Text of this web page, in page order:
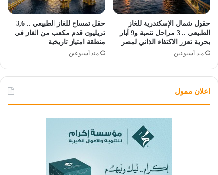
حقول شمال الإسكندرية للغاز
الطبيعي .. 3 مراحل تنمية و9 آبار
بحرية تعزز الاكتفاء الذاتي لمصر
منذ أسبوعين
حقل تمساح للغاز الطبيعي .. 3,6
تريليون قدم مكعب من الغاز في
منطقة امتياز تاريخية
منذ أسبوعين
اعلان ممول